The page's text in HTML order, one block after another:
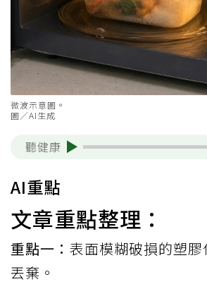
微波示意圖。
圖／AI生成
聽健康
AI重點
文章重點整理：
重點一： 表面模糊破損的塑
丟棄。